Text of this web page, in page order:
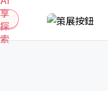
享
探
索